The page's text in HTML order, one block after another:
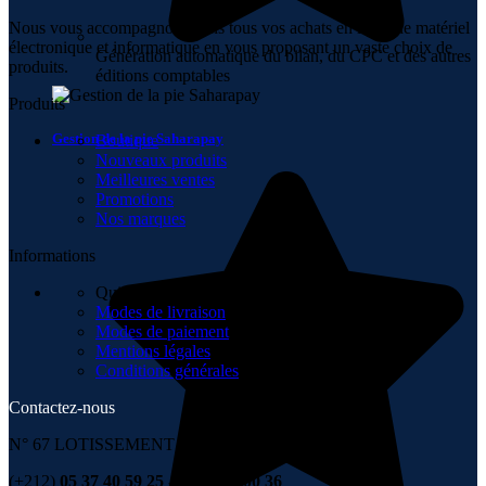
Génération automatique du bilan, du CPC et des autres
éditions comptables
Gestion de la pie Saharapay
Nous vous accompagnons dans tous vos achats en ligne de matériel
électronique et informatique en vous proposant un vaste choix de
produits.
Produits
Boutique
Nouveaux produits
Meilleures ventes
Promotions
Nos marques
Informations
Qui sommes-nous
Modes de livraison
Modes de paiement
Mentions légales
Conditions générales
Contactez-nous
N° 67 LOTISSEMENT 6 NOVEMBRE , TÉMARA
(+212) 05 37 40 59 25 - 06 67 99 00 36